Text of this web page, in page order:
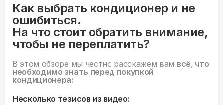
Как выбрать кондиционер и не
ошибиться.
На что стоит обратить внимание,
чтобы не переплатить?
В этом обзоре мы честно расскажем вам всё, что
необходимо знать перед покупкой
кондиционера:
Несколько тезисов из видео: